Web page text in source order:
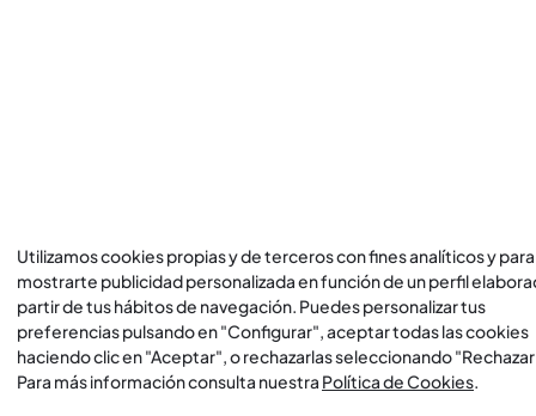
Utilizamos cookies propias y de terceros con fines analíticos y para
mostrarte publicidad personalizada en función de un perfil
partir de tus hábitos de navegación. Puedes personalizar tus
preferencias pulsando en "Configurar", aceptar todas las cookies
haciendo clic en "Aceptar", o rechazarlas seleccionando
Para más información consulta nuestra Política de Cookies.